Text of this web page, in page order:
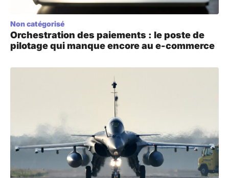
Non catégorisé
Orchestration des paiements : le poste de
pilotage qui manque encore au e-commerce